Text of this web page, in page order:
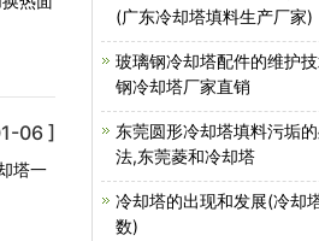
06 ]
塔一
(广东冷却塔填料生产厂家)
玻璃钢冷却塔配件的维护
钢冷却塔厂家直销
东莞圆形冷却塔填料污垢
法,东莞菱和冷却塔
冷却塔的出现和发展(冷却
数)